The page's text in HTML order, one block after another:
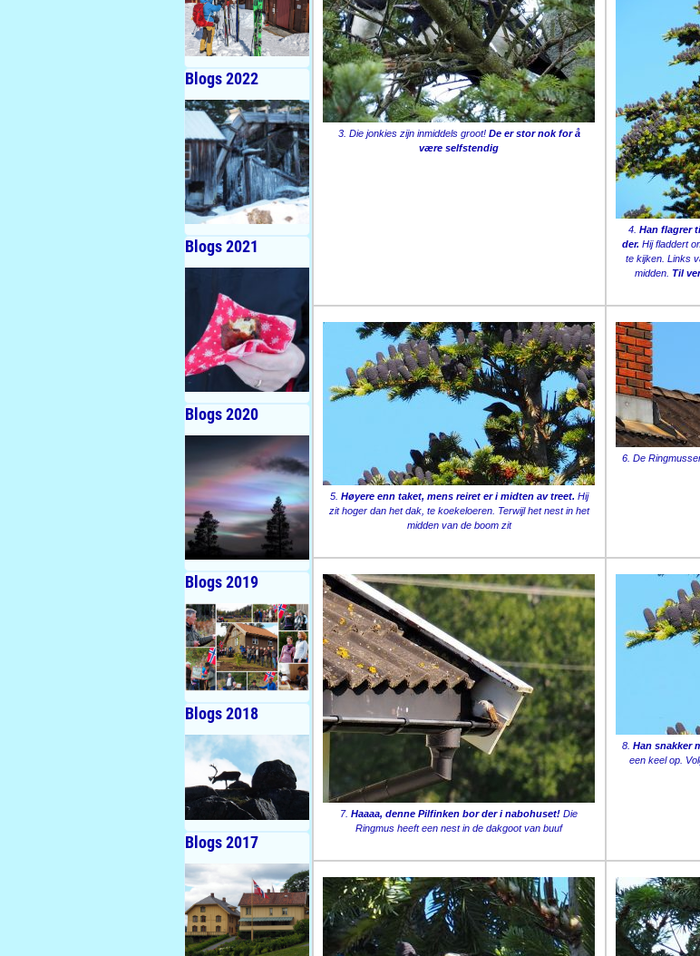
3. Die jonkies zijn inmiddels groot! De er stor nok for å
være selfstendig
4.Han flagrer
der. Hij fladdert
te kijken. Links
midden. Til
5. Høyere enn taket, mens reiret er i midten av treet. Hij
zit hoger dan het dak, te koekeloeren. Terwijl het nest in het
midden van de boom zit
6. De
7.Haaaa, denne Pilfinken bor der i nabohuset! Die
Ringmus heeft een nest in de dakgoot van buuf
8. Han snakker
een keel op.
Blogs 2022
Blogs 2021
Blogs 2020
Blogs 2019
Blogs 2018
Blogs 2017